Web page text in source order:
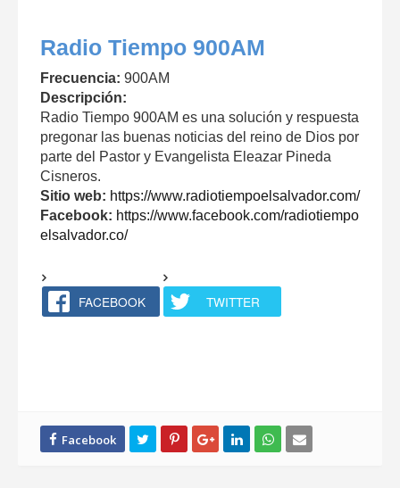
Radio Tiempo 900AM
Frecuencia: 900AM
Descripción:
Radio Tiempo 900AM es una solución y respuesta
pregonar las buenas noticias del reino de Dios por
parte del Pastor y Evangelista Eleazar Pineda
Cisneros.
Sitio web: https://www.radiotiempoelsalvador.com/
Facebook: https://www.facebook.com/radiotiempo
elsalvador.co/
FACEBOOK TWITTER